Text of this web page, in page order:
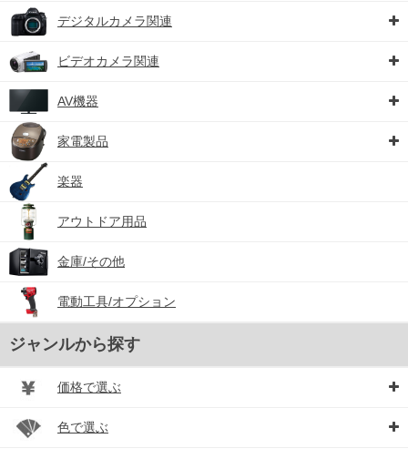
デジタルカメラ関連
ビデオカメラ関連
AV機器
家電製品
楽器
アウトドア用品
金庫/その他
電動工具/オプション
ジャンルから探す
価格で選ぶ
色で選ぶ